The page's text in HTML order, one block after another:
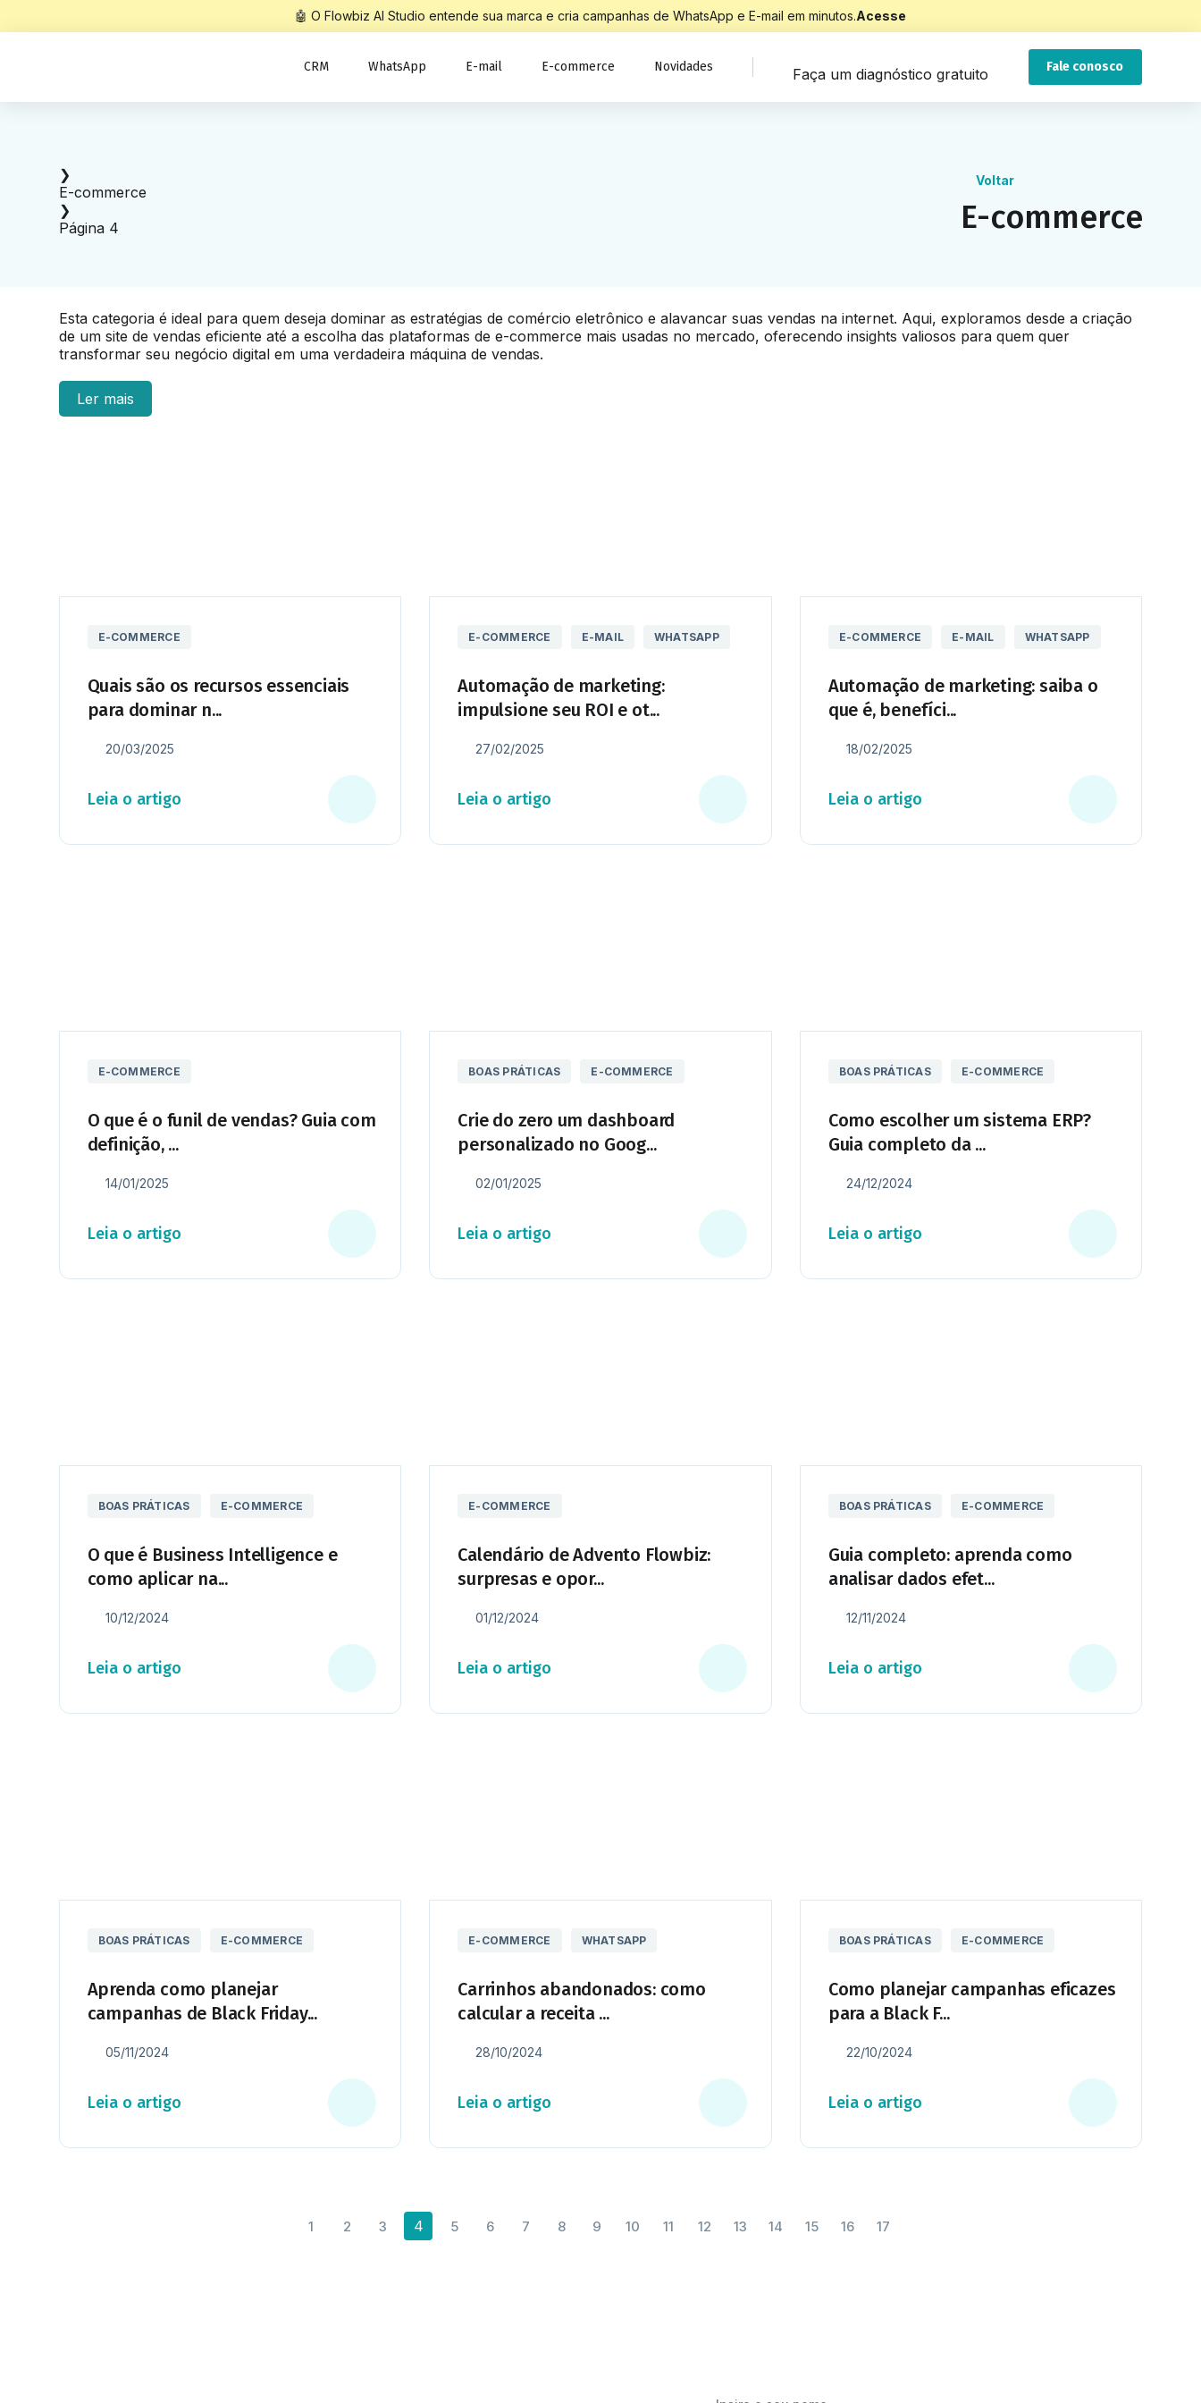
🤖 O Flowbiz AI Studio entende sua marca e cria campanhas de WhatsApp e E-mail em minutos.Acesse
CRM WhatsApp E-mail E-commerce Novidades Faça um diagnóstico gratuito Fale conosco
❯
E-commerce
❯
Página 4
Voltar
E-commerce
Esta categoria é ideal para quem deseja dominar as estratégias de comércio eletrônico e alavancar suas vendas na internet. Aqui, exploramos desde a criação
de um site de vendas eficiente até a escolha das plataformas de e-commerce mais usadas no mercado, oferecendo insights valiosos para quem quer
transformar seu negócio digital em uma verdadeira máquina de vendas.
Abordamos as melhores práticas para otimizar seu e-commerce, trazendo técnicas avançadas de marketing digital, garantindo que você esteja sempre à frente
da concorrência.
Ler mais
E-COMMERCE
Quais são os recursos essenciais
para dominar n...
20/03/2025
Leia o artigo
E-COMMERCE E-MAIL WHATSAPP
Automação de marketing:
impulsione seu ROI e ot...
27/02/2025
Leia o artigo
E-COMMERCE E-MAIL WHATSAPP
Automação de marketing: saiba o
que é, benefíci...
18/02/2025
Leia o artigo
E-COMMERCE
O que é o funil de vendas? Guia com
definição, ...
14/01/2025
Leia o artigo
BOAS PRÁTICAS E-COMMERCE
Crie do zero um dashboard
personalizado no Goog...
02/01/2025
Leia o artigo
BOAS PRÁTICAS E-COMMERCE
Como escolher um sistema ERP?
Guia completo da ...
24/12/2024
Leia o artigo
BOAS PRÁTICAS E-COMMERCE
O que é Business Intelligence e
como aplicar na...
10/12/2024
Leia o artigo
E-COMMERCE
Calendário de Advento Flowbiz:
surpresas e opor...
01/12/2024
Leia o artigo
BOAS PRÁTICAS E-COMMERCE
Guia completo: aprenda como
analisar dados efet...
12/11/2024
Leia o artigo
BOAS PRÁTICAS E-COMMERCE
Aprenda como planejar
campanhas de Black Friday...
05/11/2024
Leia o artigo
E-COMMERCE WHATSAPP
Carrinhos abandonados: como
calcular a receita ...
28/10/2024
Leia o artigo
BOAS PRÁTICAS E-COMMERCE
Como planejar campanhas eficazes
para a Black F...
22/10/2024
Leia o artigo
1 2 3 4 5 6 7 8 9 10 11 12 13 14 15 16 17